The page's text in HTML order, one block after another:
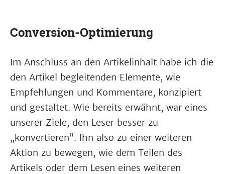
Conversion-Optimierung
Im Anschluss an den Artikelinhalt habe ich die
den Artikel begleitenden Elemente, wie
Empfehlungen und Kommentare, konzipiert
und gestaltet. Wie bereits erwähnt, war eines
unserer Ziele, den Leser besser zu
„konvertieren“. Ihn also zu einer weiteren
Aktion zu bewegen, wie dem Teilen des
Artikels oder dem Lesen eines weiteren